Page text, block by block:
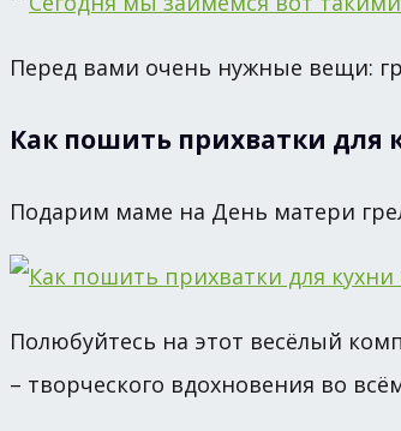
Перед вами очень нужные вещи:
Как пошить прихватки для
Подарим маме на День матери
Полюбуйтесь на этот весёлый
– творческого вдохновения во